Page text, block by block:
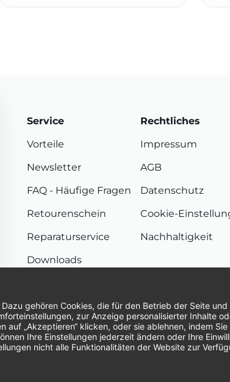
Service
Vorteile
Newsletter
FAQ - Häufige Fragen
Retourenschein
Reparaturservice
Downloads
Rechtliches
Impressum
AGB
Datenschutz
Cookie-
Nachhaltigkeit